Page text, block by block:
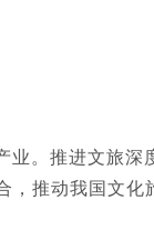
。推进文旅深
推动我国文化